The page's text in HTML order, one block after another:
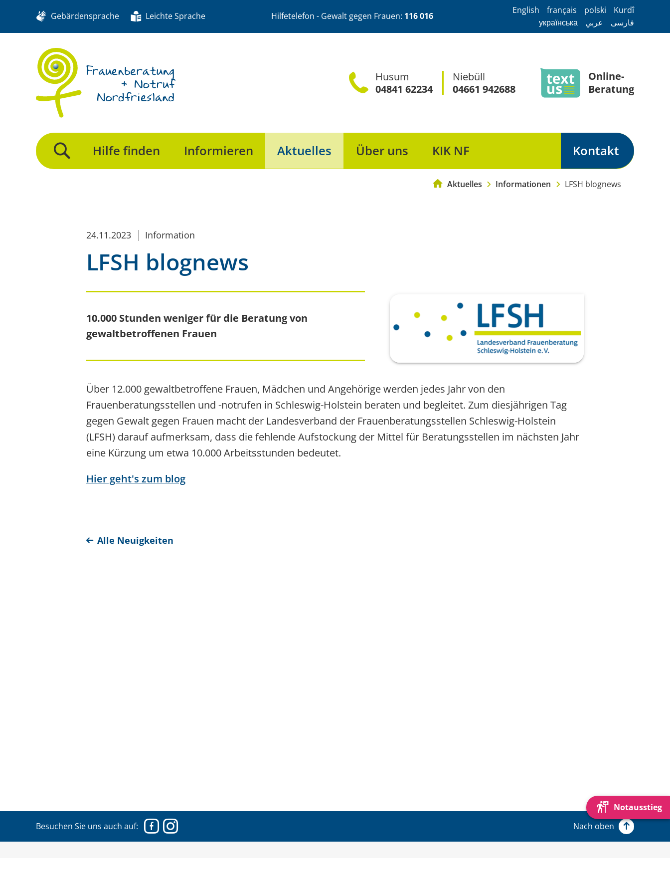
Gebärdensprache Leichte Sprache Hilfetelefon - Gewalt gegen Frauen: 116 016
English français polski
Kurdî
українська
عربي فارسی
Husum
04841 62234
Niebüll
04661 942688
Online-
Beratung
Suche>
Hilfe finden Informieren Aktuelles Über uns KIK NF Kontakt
Frauenberatung & Notruf Nordfriesland
Aktuelles Informationen LFSH blognews
24.11.2023 Information
LFSH blognews
10.000 Stunden weniger für die Beratung von
gewaltbetroffenen Frauen
Über 12.000 gewaltbetroffene Frauen, Mädchen und Angehörige werden jedes Jahr von den
Frauenberatungsstellen und -notrufen in Schleswig-Holstein beraten und begleitet. Zum diesjährigen Tag
gegen Gewalt gegen Frauen macht der Landesverband der Frauenberatungsstellen Schleswig-Holstein
(LFSH) darauf aufmerksam, dass die fehlende Aufstockung der Mittel für Beratungsstellen im nächsten Jahr
eine Kürzung um etwa 10.000 Arbeitsstunden bedeutet.
Hier geht's zum blog
Alle Neuigkeiten
Besuchen Sie uns auch auf: FacebookInstagram Nach oben
Notausstieg